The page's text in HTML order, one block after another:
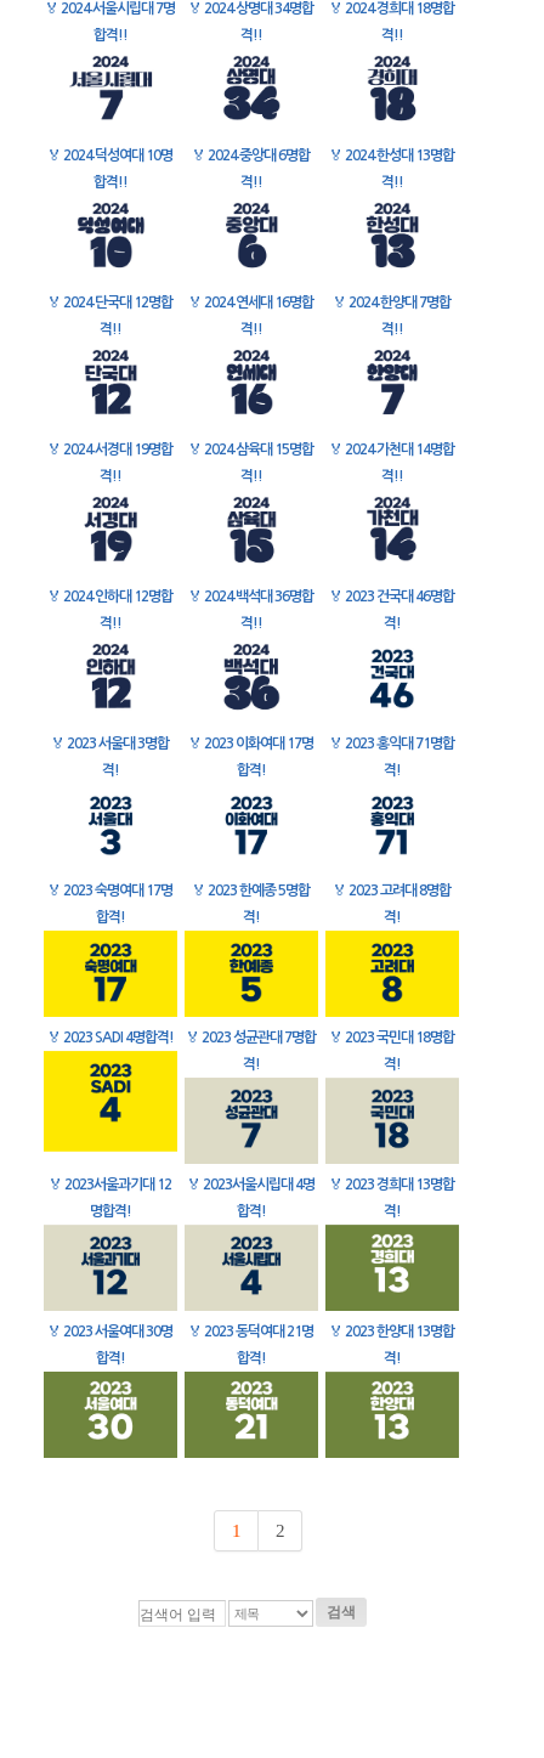
🏅 2024 서울시립대 7명
합격!!
🏅 2024 상명대 34명합
격!!
🏅 2024 경희대 18명합
격!!
🏅 2024 덕성여대 10명
합격!!
🏅 2024 중앙대 6명합
격!!
🏅 2024 한성대 13명합
격!!
🏅 2024 단국대 12명합
격!!
🏅 2024 연세대 16명합
격!!
🏅 2024 한양대 7명합
격!!
🏅 2024 서경대 19명합
격!!
🏅 2024 삼육대 15명합
격!!
🏅 2024 가천대 14명합
격!!
🏅 2024 인하대 12명합
격!!
🏅 2024 백석대 36명합
격!!
🏅 2023 건국대 46명합
격!
🏅 2023 서울대 3명합
격!
🏅 2023 이화여대 17명
합격!
🏅 2023 홍익대 71명합
격!
🏅 2023 숙명여대 17명
합격!
🏅 2023 한예종 5명합
격!
🏅 2023 고려대 8명합
격!
🏅 2023 SADI 4명합격! 🏅 2023 성균관대 7명합
격!
🏅 2023 국민대 18명합
격!
🏅 2023서울과기대 12
명합격!
🏅 2023서울시립대 4명
합격!
🏅 2023 경희대 13명합
격!
🏅 2023 서울여대 30명
합격!
🏅 2023 동덕여대 21명
합격!
🏅 2023 한양대 13명합
격!
1 2
검색